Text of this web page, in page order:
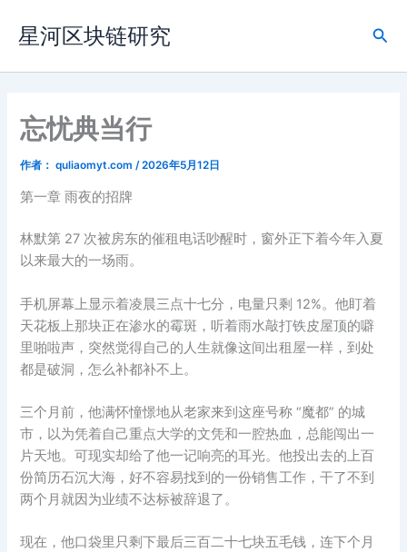
容
星河区块链研究
搜
忘忧典当行
作者： quliaomyt.com /2026年5月12日
第一章 雨夜的招牌
林默第 27 次被房东的催租电话吵醒时，窗外正下着今年入夏
以来最大的一场雨。
手机屏幕上显示着凌晨三点十七分，电量只剩 12%。他盯着
天花板上那块正在渗水的霉斑，听着雨水敲打铁皮屋顶的噼
里啪啦声，突然觉得自己的人生就像这间出租屋一样，到处
都是破洞，怎么补都补不上。
三个月前，他满怀憧憬地从老家来到这座号称 “魔都” 的城
市，以为凭着自己重点大学的文凭和一腔热血，总能闯出一
片天地。可现实却给了他一记响亮的耳光。他投出去的上百
份简历石沉大海，好不容易找到的一份销售工作，干了不到
两个月就因为业绩不达标被辞退了。
现在，他口袋里只剩下最后三百二十七块五毛钱，连下个月